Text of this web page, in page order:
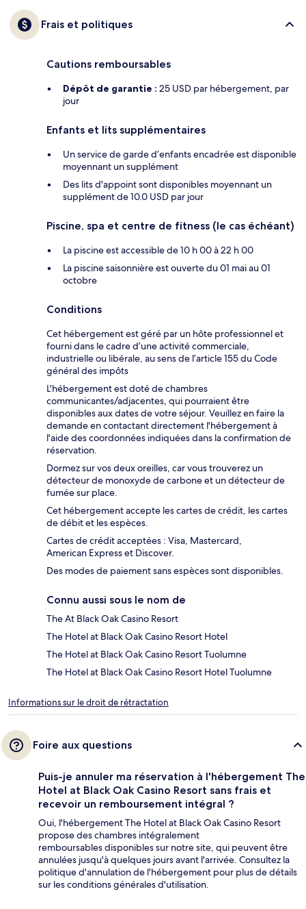
Frais et politiques
Cautions remboursables
Dépôt de garantie : 25 USD par hébergement, par
jour
Enfants et lits supplémentaires
Un service de garde d’enfants encadrée est disponible
moyennant un supplément
Des lits d'appoint sont disponibles moyennant un
supplément de 10.0 USD par jour
Piscine, spa et centre de fitness (le cas échéant)
La piscine est accessible de 10 h 00 à 22 h 00
La piscine saisonnière est ouverte du 01 mai au 01
octobre
Conditions
Cet hébergement est géré par un hôte professionnel et
fourni dans le cadre d’une activité commerciale,
industrielle ou libérale, au sens de l’article 155 du Code
général des impôts
L'hébergement est doté de chambres
communicantes/adjacentes, qui pourraient être
disponibles aux dates de votre séjour. Veuillez en faire la
demande en contactant directement l'hébergement à
l'aide des coordonnées indiquées dans la confirmation de
réservation.
Dormez sur vos deux oreilles, car vous trouverez un
détecteur de monoxyde de carbone et un détecteur de
fumée sur place.
Cet hébergement accepte les cartes de crédit, les cartes
de débit et les espèces.
Cartes de crédit acceptées : Visa, Mastercard,
American Express et Discover.
Des modes de paiement sans espèces sont disponibles.
Connu aussi sous le nom de
The At Black Oak Casino Resort
The Hotel at Black Oak Casino Resort Hotel
The Hotel at Black Oak Casino Resort Tuolumne
The Hotel at Black Oak Casino Resort Hotel Tuolumne
Informations sur le droit de rétractation
Foire aux questions
Puis-je annuler ma réservation à l'hébergement The
Hotel at Black Oak Casino Resort sans frais et
recevoir un remboursement intégral ?
Oui, l'hébergement The Hotel at Black Oak Casino Resort
propose des chambres intégralement
remboursables disponibles sur notre site, qui peuvent être
annulées jusqu'à quelques jours avant l'arrivée. Consultez la
politique d'annulation de l'hébergement pour plus de détails
sur les conditions générales d'utilisation.